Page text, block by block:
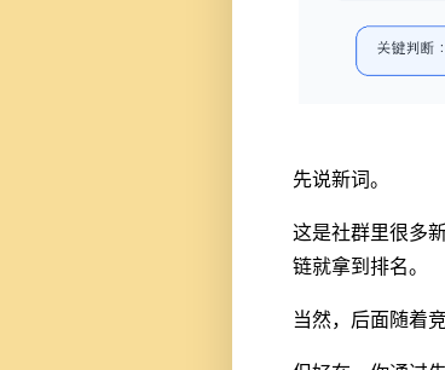
先说新词。
这是社群里很多
链就拿到排名。
当然，后面随着